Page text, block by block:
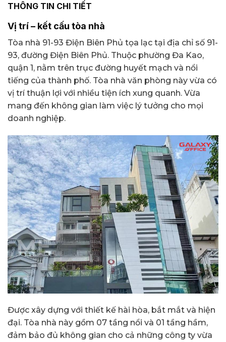
THÔNG TIN CHI TIẾT
Vị trí – kết cấu tòa nhà
Tòa nhà 91-93 Điện Biên Phủ tọa lạc tại địa chỉ số 91-
93, đường Điện Biên Phủ. Thuộc phường Đa Kao,
quận 1, nằm trên trục đường huyết mạch và nổi
tiếng của thành phố. Tòa nhà văn phòng này vừa có
vị trí thuận lợi với nhiều tiện ích xung quanh. Vừa
mang đến không gian làm việc lý tưởng cho mọi
doanh nghiệp.
Được xây dựng với thiết kế hài hòa, bắt mắt và hiện
đại. Tòa nhà này gồm 07 tầng nổi và 01 tầng hầm,
đảm bảo đủ không gian cho cả những công ty vừa